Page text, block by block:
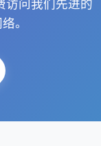
问我们先进的
。